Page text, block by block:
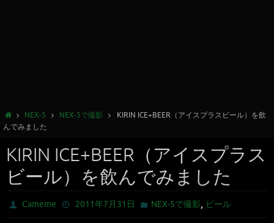
NEX-5 NEX-5で撮影
KIRIN ICE+BEER（アイスプラスビール）を飲
んでみました
KIRIN ICE+BEER（アイスプラス
ビール）を飲んでみました
Cameme 2011年7月31日 NEX-5で撮影, ビール